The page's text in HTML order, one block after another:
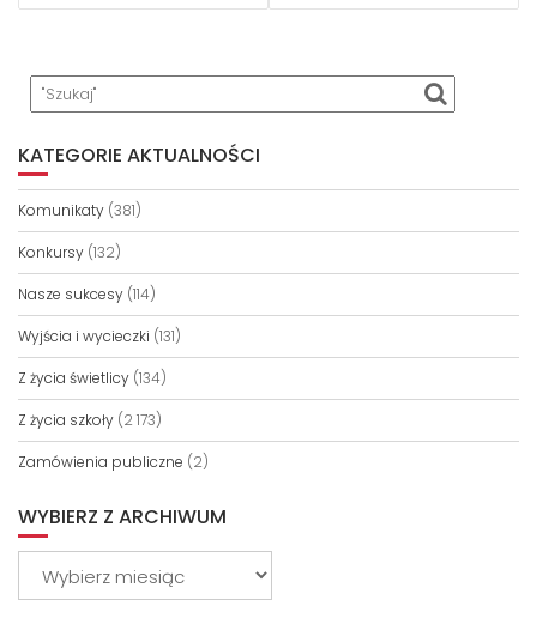
KATEGORIE AKTUALNOŚCI
Komunikaty (381)
Konkursy (132)
Nasze sukcesy (114)
Wyjścia i wycieczki (131)
Z życia świetlicy (134)
Z życia szkoły (2 173)
Zamówienia publiczne (2)
WYBIERZ Z ARCHIWUM